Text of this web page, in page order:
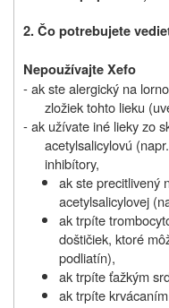
2. Čo potrebujete
Nepoužívajte Xefo
- ak ste alergický na
zložiek tohto lieku
- ak užívate iné lieky zo
acetylsalicylovú
inhibítory,
ak ste precitlivený
acetylsalicylovej
ak trpíte
doštičiek, ktoré
podliatín),
ak trpíte ťažkým
ak trpíte